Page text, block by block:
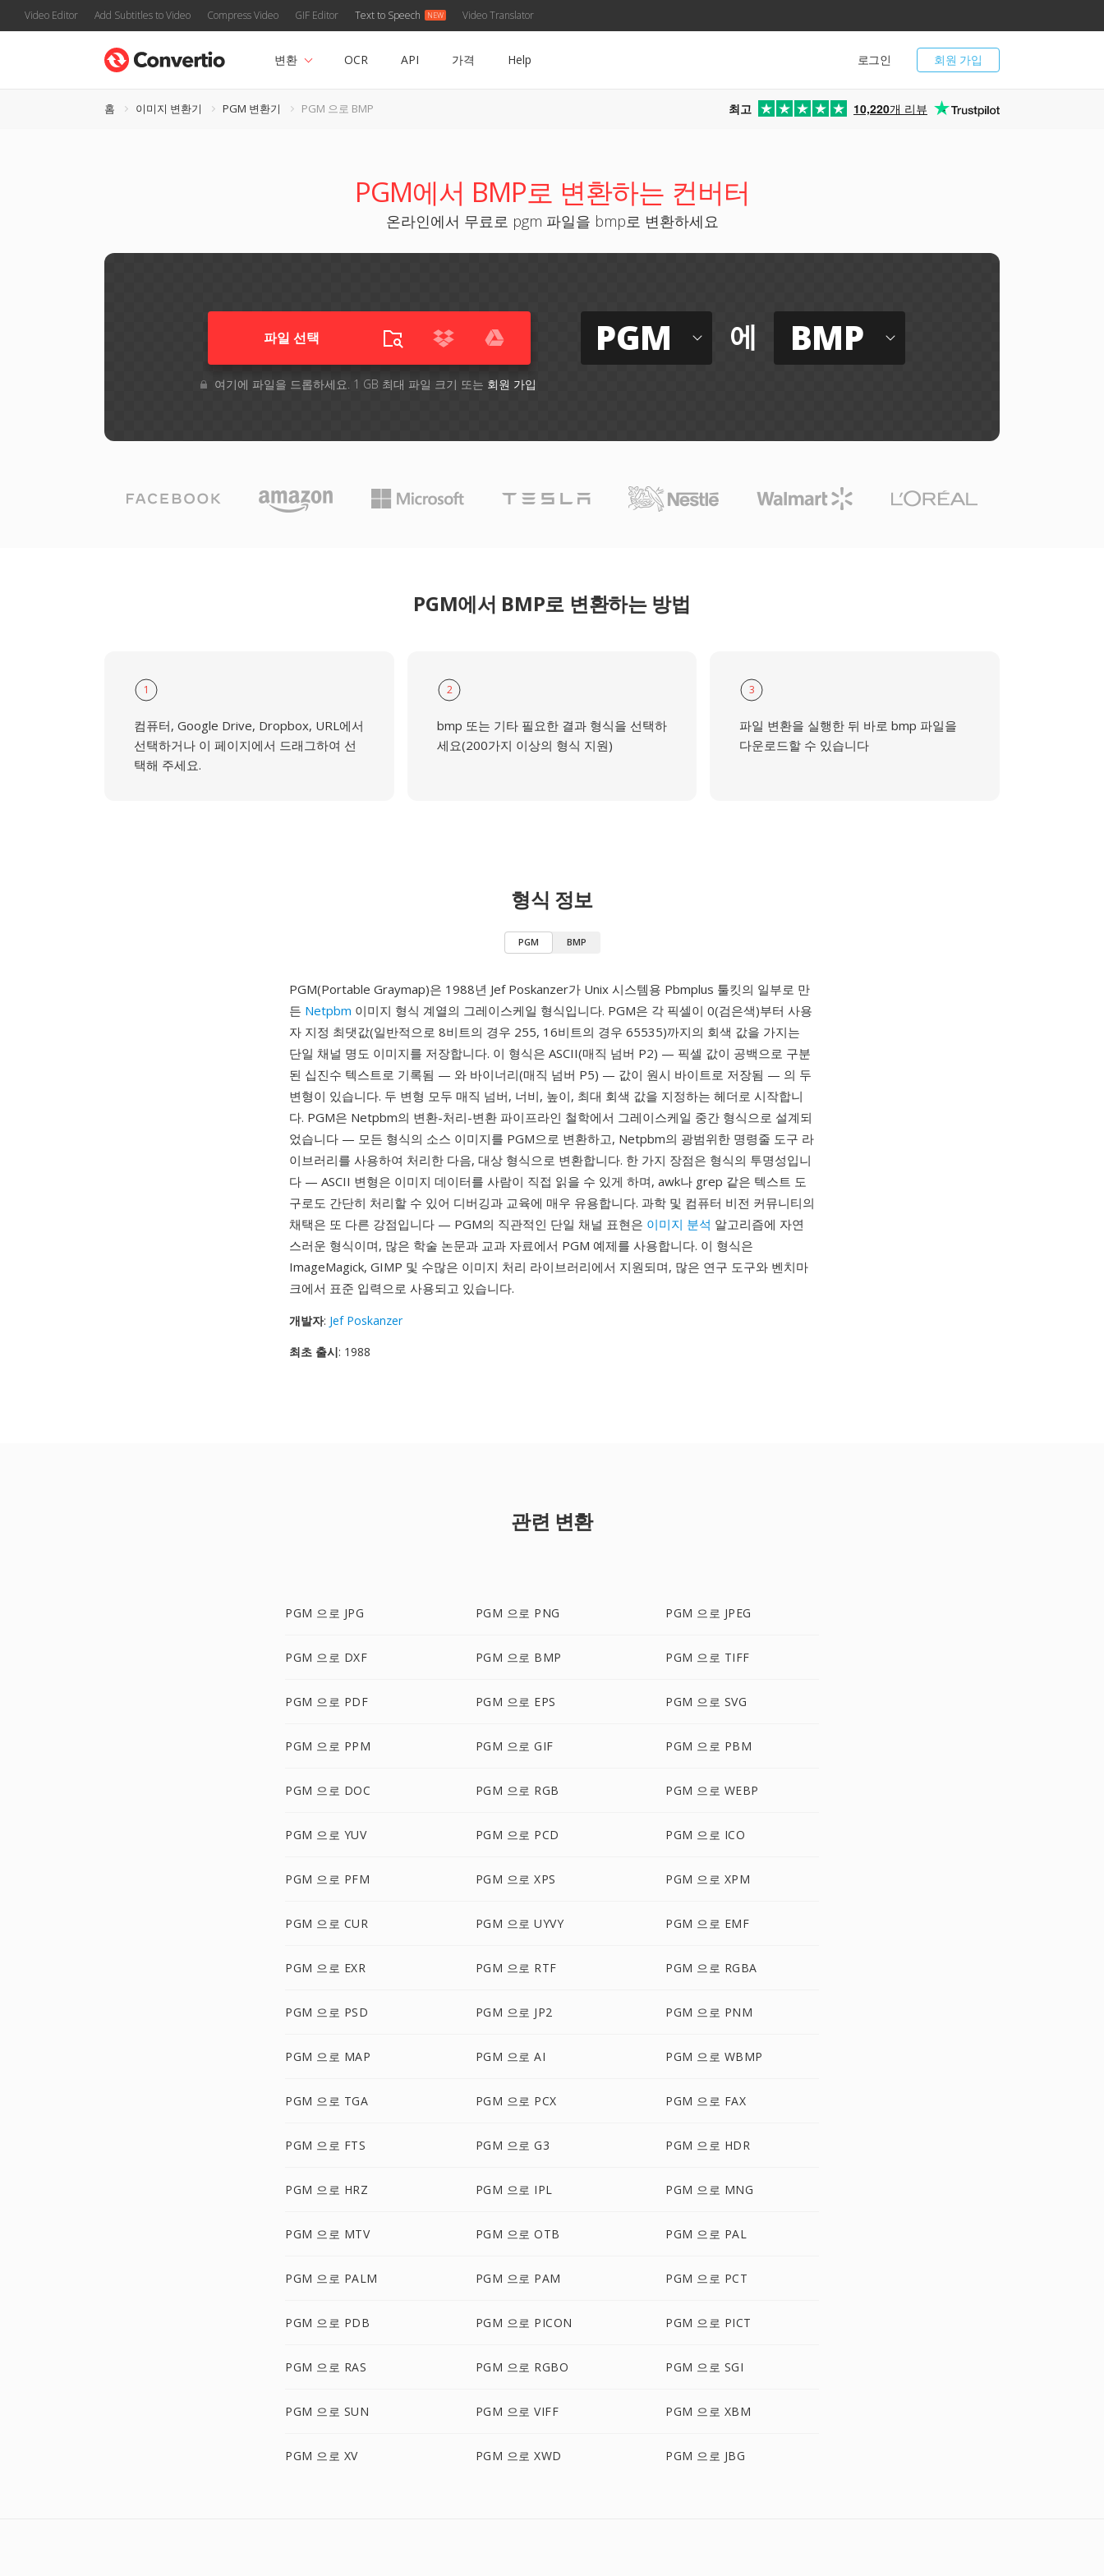
Video Editor Add Subtitles to Video Compress Video GIF Editor Text to Speech Video Translator
회원 가입
로그인
변환 OCR API 가격 Help
홈 이미지 변환기 PGM 변환기 PGM 으로 BMP 최고 10,220개 리뷰
PGM에서 BMP로 변환하는 컨버터
온라인에서 무료로 pgm 파일을 bmp로 변환하세요
파일 선택
여기에 파일을 드롭하세요. 1 GB 최대 파일 크기 또는 회원 가입
PGM 에 BMP
PGM에서 BMP로 변환하는 방법
1
컴퓨터, Google Drive, Dropbox, URL에서
선택하거나 이 페이지에서 드래그하여 선
택해 주세요.
2
bmp 또는 기타 필요한 결과 형식을 선택하
세요(200가지 이상의 형식 지원)
3
파일 변환을 실행한 뒤 바로 bmp 파일을
다운로드할 수 있습니다
형식 정보
PGM BMP
PGM(Portable Graymap)은 1988년 Jef Poskanzer가 Unix 시스템용 Pbmplus 툴킷의 일부로 만
든 Netpbm 이미지 형식 계열의 그레이스케일 형식입니다. PGM은 각 픽셀이 0(검은색)부터 사용
자 지정 최댓값(일반적으로 8비트의 경우 255, 16비트의 경우 65535)까지의 회색 값을 가지는
단일 채널 명도 이미지를 저장합니다. 이 형식은 ASCII(매직 넘버 P2) — 픽셀 값이 공백으로 구분
된 십진수 텍스트로 기록됨 — 와 바이너리(매직 넘버 P5) — 값이 원시 바이트로 저장됨 — 의 두
변형이 있습니다. 두 변형 모두 매직 넘버, 너비, 높이, 최대 회색 값을 지정하는 헤더로 시작합니
다. PGM은 Netpbm의 변환-처리-변환 파이프라인 철학에서 그레이스케일 중간 형식으로 설계되
었습니다 — 모든 형식의 소스 이미지를 PGM으로 변환하고, Netpbm의 광범위한 명령줄 도구 라
이브러리를 사용하여 처리한 다음, 대상 형식으로 변환합니다. 한 가지 장점은 형식의 투명성입니
다 — ASCII 변형은 이미지 데이터를 사람이 직접 읽을 수 있게 하며, awk나 grep 같은 텍스트 도
구로도 간단히 처리할 수 있어 디버깅과 교육에 매우 유용합니다. 과학 및 컴퓨터 비전 커뮤니티의
채택은 또 다른 강점입니다 — PGM의 직관적인 단일 채널 표현은 이미지 분석 알고리즘에 자연
스러운 형식이며, 많은 학술 논문과 교과 자료에서 PGM 예제를 사용합니다. 이 형식은
ImageMagick, GIMP 및 수많은 이미지 처리 라이브러리에서 지원되며, 많은 연구 도구와 벤치마
크에서 표준 입력으로 사용되고 있습니다.
개발자: Jef Poskanzer
최초 출시: 1988
관련 변환
PGM 으로 JPG PGM 으로 PNG PGM 으로 JPEG
PGM 으로 DXF PGM 으로 BMP PGM 으로 TIFF
PGM 으로 PDF PGM 으로 EPS PGM 으로 SVG
PGM 으로 PPM PGM 으로 GIF PGM 으로 PBM
PGM 으로 DOC PGM 으로 RGB PGM 으로 WEBP
PGM 으로 YUV PGM 으로 PCD PGM 으로 ICO
PGM 으로 PFM PGM 으로 XPS PGM 으로 XPM
PGM 으로 CUR PGM 으로 UYVY PGM 으로 EMF
PGM 으로 EXR PGM 으로 RTF PGM 으로 RGBA
PGM 으로 PSD PGM 으로 JP2 PGM 으로 PNM
PGM 으로 MAP PGM 으로 AI PGM 으로 WBMP
PGM 으로 TGA PGM 으로 PCX PGM 으로 FAX
PGM 으로 FTS PGM 으로 G3 PGM 으로 HDR
PGM 으로 HRZ PGM 으로 IPL PGM 으로 MNG
PGM 으로 MTV PGM 으로 OTB PGM 으로 PAL
PGM 으로 PALM PGM 으로 PAM PGM 으로 PCT
PGM 으로 PDB PGM 으로 PICON PGM 으로 PICT
PGM 으로 RAS PGM 으로 RGBO PGM 으로 SGI
PGM 으로 SUN PGM 으로 VIFF PGM 으로 XBM
PGM 으로 XV PGM 으로 XWD PGM 으로 JBG